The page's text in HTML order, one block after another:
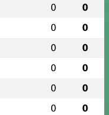
0 0
0 0
0 0
0 0
0 0
0 0